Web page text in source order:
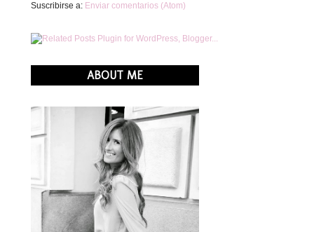
Suscribirse a: Enviar comentarios (Atom)
ABOUT ME